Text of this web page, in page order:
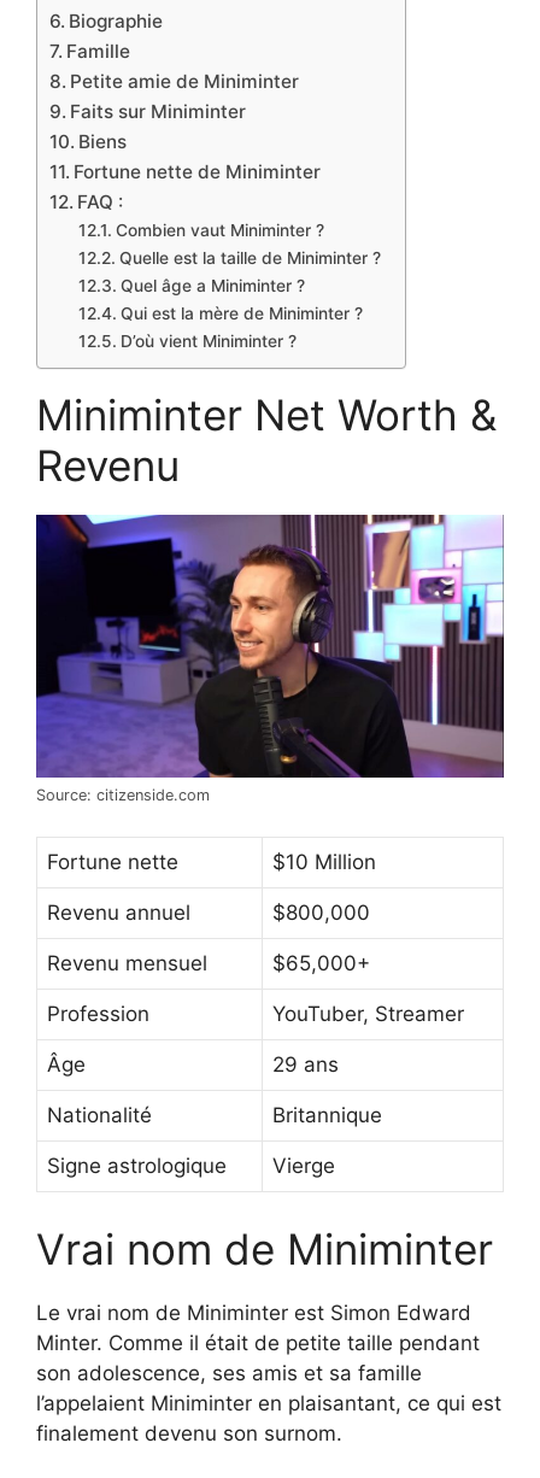
Biographie
Famille
Petite amie de Miniminter
Faits sur Miniminter
Biens
Fortune nette de Miniminter
FAQ :
Combien vaut Miniminter ?
Quelle est la taille de Miniminter ?
Quel âge a Miniminter ?
Qui est la mère de Miniminter ?
D’où vient Miniminter ?
Miniminter Net Worth &
Revenu
Source: citizenside.com
Fortune nette $10 Million
Revenu annuel $800,000
Revenu mensuel $65,000+
Profession YouTuber, Streamer
Âge 29 ans
Nationalité Britannique
Signe astrologique Vierge
Vrai nom de Miniminter
Le vrai nom de Miniminter est Simon Edward
Minter. Comme il était de petite taille pendant
son adolescence, ses amis et sa famille
l’appelaient Miniminter en plaisantant, ce qui est
finalement devenu son surnom.